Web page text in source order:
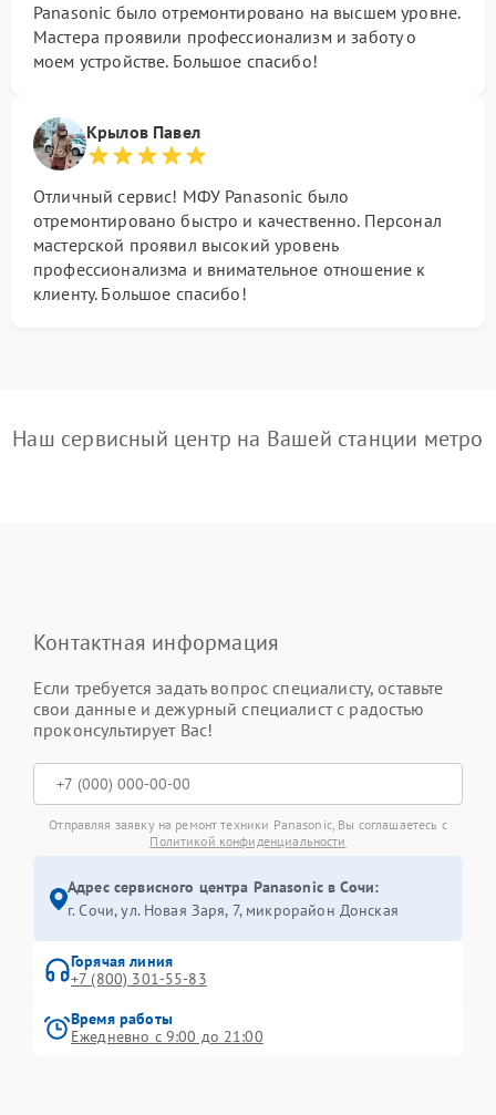
Panasonic было отремонтировано на высшем уровне.
Мастера проявили профессионализм и заботу о
моем устройстве. Большое спасибо!
Крылов Павел
Отличный сервис! МФУ Panasonic было
отремонтировано быстро и качественно. Персонал
мастерской проявил высокий уровень
профессионализма и внимательное отношение к
клиенту. Большое спасибо!
Наш сервисный центр на Вашей станции метро
Контактная информация
Если требуется задать вопрос специалисту, оставьте
свои данные и дежурный специалист с радостью
проконсультирует Вас!
Отправляя заявку на ремонт техники Panasonic, Вы соглашаетесь с
Политикой конфиденциальности
Адрес сервисного центра Panasonic в Сочи:
г. Сочи, ул. Новая Заря, 7, микрорайон Донская
Горячая линия
+7 (800) 301-55-83
Время работы
Ежедневно с 9:00 до 21:00